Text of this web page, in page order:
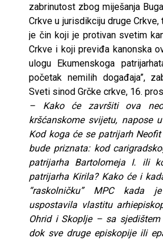
zabrinutost zbog miješanja
Crkve u jurisdikciju druge Crkve,
je čin koji je protivan svetim
Crkve i koji previđa kanonska
ulogu Ekumenskoga
početak nemilih događaja”,
Sveti sinod Grčke crkve, 16.
– Kako će završiti ova
kršćanskome svijetu, napose
Kod koga će se patrijarh
bude priznata: kod
patrijarha Bartolomeja I. ili
patrijarha Kirila? Kako će i
“raskolničku” MPC kada
uspostavila vlastitu
Ohrid i Skoplje – sa sjedištem
dok sve druge episkopije ili